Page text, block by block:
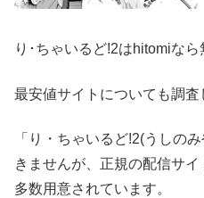
り･ちゃいるど!2はhitomiなら
最安値サイトについても調査
「り・ちゃいるど!2(うしの
きませんが、正規の配信サ
多数用意されています。